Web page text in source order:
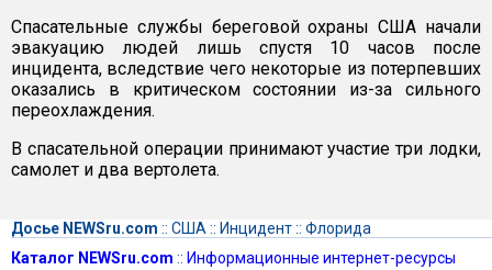
Спасательные службы береговой охраны США начали
эвакуацию людей лишь спустя 10 часов после
инцидента, вследствие чего некоторые из потерпевших
оказались в критическом состоянии из-за сильного
переохлаждения.
В спасательной операции принимают участие три лодки,
самолет и два вертолета.
Досье NEWSru.com :: США :: Инцидент:: Флорида
Каталог NEWSru.com :: Информационные интернет-ресурсы